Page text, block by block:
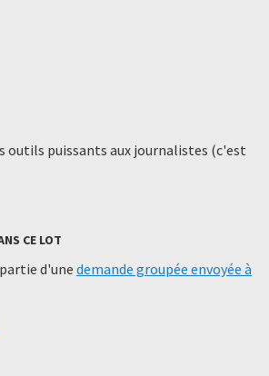
outils puissants aux journalistes (c'est
CE LOT
d'une demande groupée envoyée à